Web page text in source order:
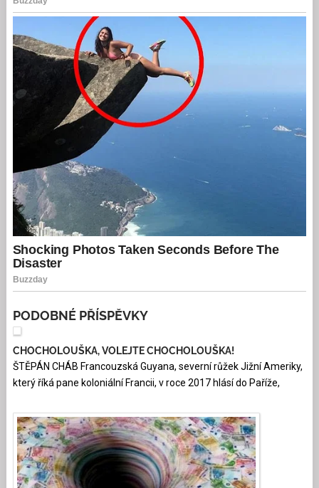
PODOBNÉ PŘÍSPĚVKY
CHOCHOLOUŠKA, VOLEJTE CHOCHOLOUŠKA!
ŠTĚPÁN CHÁB Francouzská Guyana, severní růžek Jižní Ameriky,
který říká pane koloniální Francii, v roce 2017 hlásí do Paříže,